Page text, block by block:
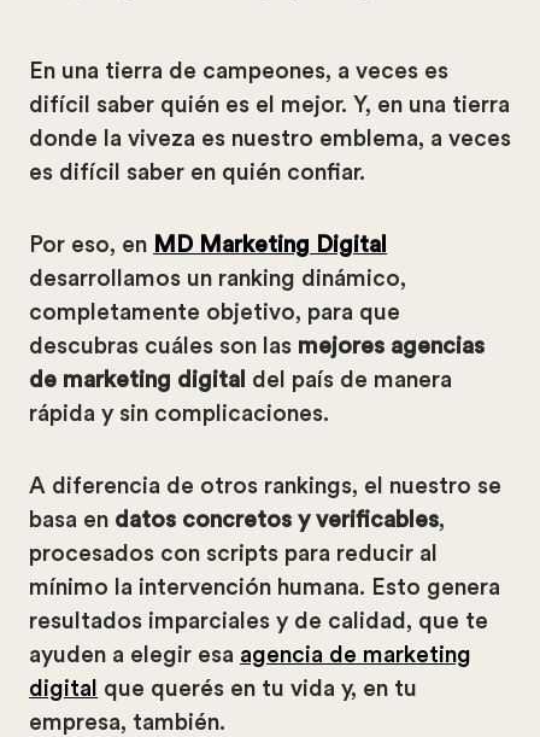
En una tierra de campeones, a veces es
difícil saber quién es el mejor. Y, en una tierra
donde la viveza es nuestro emblema, a veces
es difícil saber en quién confiar.
Por eso, en MD Marketing Digital
desarrollamos un ranking dinámico,
completamente objetivo, para que
descubras cuáles son las mejores agencias
de marketing digital del país de manera
rápida y sin complicaciones.
A diferencia de otros rankings, el nuestro se
basa en datos concretos y verificables,
procesados con scripts para reducir al
mínimo la intervención humana. Esto genera
resultados imparciales y de calidad, que te
ayuden a elegir esa agencia de marketing
digital que querés en tu vida y, en tu
empresa, también.